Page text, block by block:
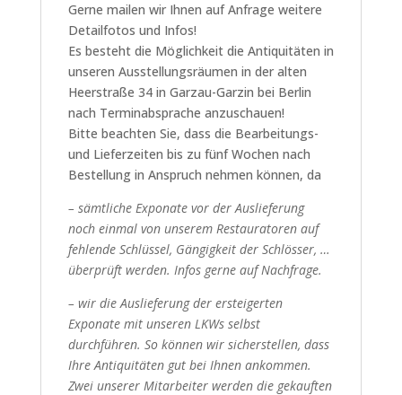
Gerne mailen wir Ihnen auf Anfrage weitere
Detailfotos und Infos!
Es besteht die Möglichkeit die Antiquitäten in
unseren Ausstellungsräumen in der alten
Heerstraße 34 in Garzau-Garzin bei Berlin
nach Terminabsprache anzuschauen!
Bitte beachten Sie, dass die Bearbeitungs-
und Lieferzeiten bis zu fünf Wochen nach
Bestellung in Anspruch nehmen können, da
– sämtliche Exponate vor der Auslieferung
noch einmal von unserem Restauratoren auf
fehlende Schlüssel, Gängigkeit der Schlösser, …
überprüft werden. Infos gerne auf Nachfrage.
– wir die Auslieferung der ersteigerten
Exponate mit unseren LKWs selbst
durchführen. So können wir sicherstellen, dass
Ihre Antiquitäten gut bei Ihnen ankommen.
Zwei unserer Mitarbeiter werden die gekauften